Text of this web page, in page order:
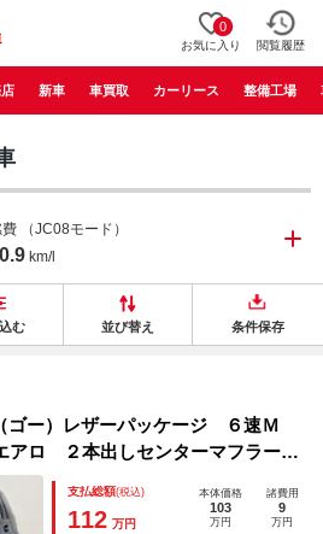
0
お気に入り 閲覧履歴
新車 車買取 カーリース 整備工場
（JC08モード）
km/l
む 並び替え 条件保存
ー）レザーパッケージ ６速Ｍ
アロ ２本出しセンターマフラー
ルセグＴＶ ＤＶＤ Ｂｌｕｅｔ
アルミホイル レザーシート
支払総額(税込)
112 万円
本体価格
103
万円
諸費用
9
万円